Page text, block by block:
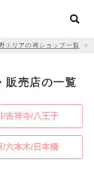
エリアの袴ショップ一覧 ＞
販売店の一覧
/吉祥寺/八王子
/六本木/日本橋